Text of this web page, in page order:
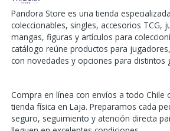
Pandora Store es una tienda
coleccionables, singles, accesorios TCG,
mangas, figuras y artículos para
catálogo reúne productos para
con novedades y opciones para distintos
Compra en línea con envíos a todo Chile
tienda física en Laja. Preparamos cada
seguro, seguimiento y atención directa